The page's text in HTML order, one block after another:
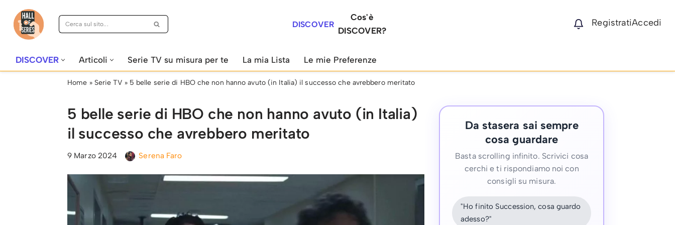
Vai
DISCOVER
Cos'è
DISCOVER?
RegistratiAccedi
DISCOVER Articoli Serie TV su misura per te La mia Lista Le mie Preferenze
Home » Serie TV » 5 belle serie di HBO che non hanno avuto (in Italia) il successo che avrebbero meritato
5 belle serie di HBO che non hanno avuto (in Italia)
il successo che avrebbero meritato
9 Marzo 2024 Serena Faro
Da stasera sai sempre
cosa guardare
Basta scrolling infinito. Scrivici cosa
cerchi e ti rispondiamo noi con
consigli su misura.
"Ho finito Succession, cosa guardo
adesso?"